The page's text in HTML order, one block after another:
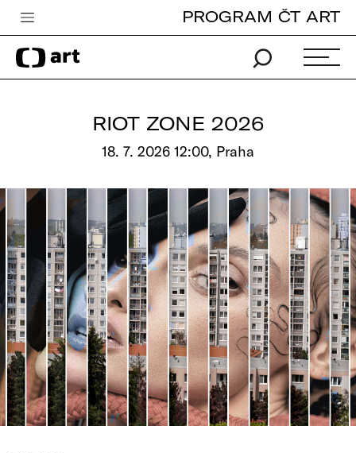
Česká televize
Zpravodajství
Pro děti
edu
Vše o ČT
PROGRAM ČT ART
RIOT ZONE 2026
18. 7. 2026 12:00, Praha